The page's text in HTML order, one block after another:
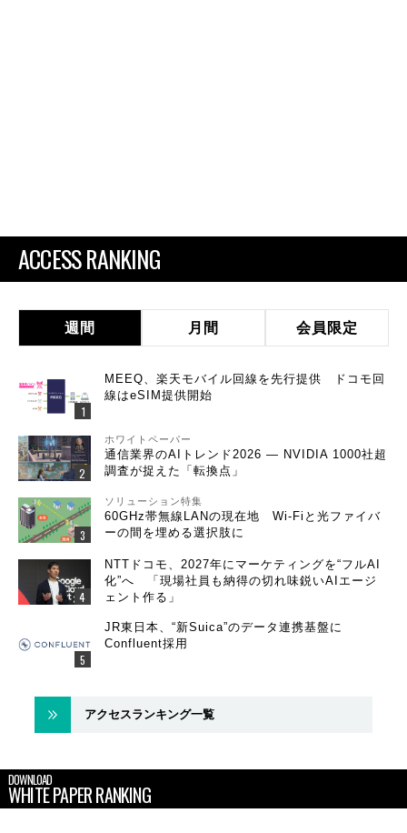
ACCESS RANKING
週間 月間 会員限定
MEEQ、楽天モバイル回線を先行提供 ドコモ回
線はeSIM提供開始
ホワイトペーパー
通信業界のAIトレンド2026 ― NVIDIA 1000社超
調査が捉えた「転換点」
ソリューション特集
60GHz帯無線LANの現在地 Wi-Fiと光ファイバ
ーの間を埋める選択肢に
NTTドコモ、2027年にマーケティングを“フルAI
化”へ 「現場社員も納得の切れ味鋭いAIエージ
ェント作る」
JR東日本、“新Suica”のデータ連携基盤に
Confluent採用
アクセスランキング一覧
DOWNLOAD
WHITE PAPER RANKING